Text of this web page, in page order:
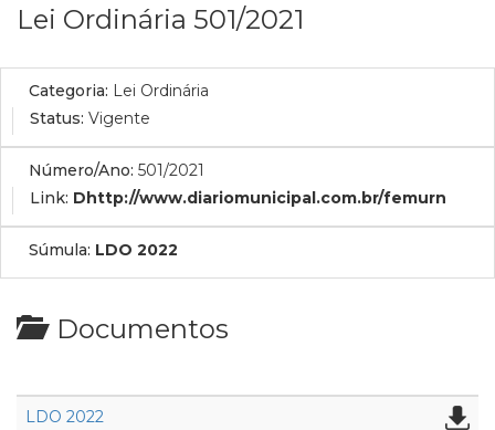
Lei Ordinária 501/2021
Categoria: Lei Ordinária
Status: Vigente
Número/Ano: 501/2021
Link: Dhttp://www.diariomunicipal.com.br/femurn
Súmula: LDO 2022
Documentos
LDO 2022